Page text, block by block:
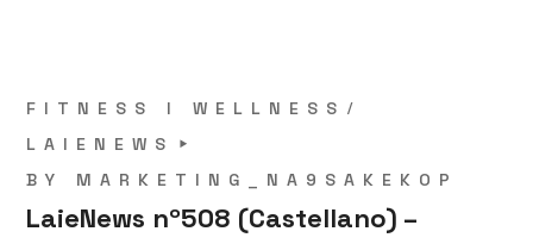
FITNESS I WELLNESS
LAIENEWS
BY MARKETING_NA9SAKEKOP
LaieNews nº508 (Castellano) –